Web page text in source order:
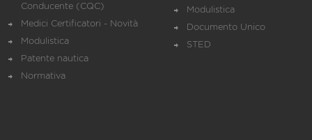
Conducente (CQC)
Medici Certificatori - Novità
Modulistica
Patente nautica
Normativa
Modulistica
Documento Unico
STED